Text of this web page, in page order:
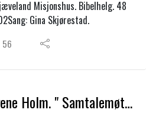
Misjonshus. Bibelhelg. 48
Gina Skjørestad.
56
Olav Bergene Holm. " Samtalemøte " 19.09.2015